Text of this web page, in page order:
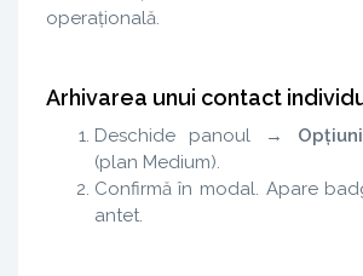
operațională.
Arhivarea unui contact
Deschide panoul → Opțiuni
(plan Medium).
Confirmă în modal. Apare
antet.